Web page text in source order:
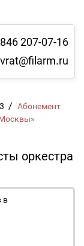
207-07-16
/ Абонемент
оркестра
в